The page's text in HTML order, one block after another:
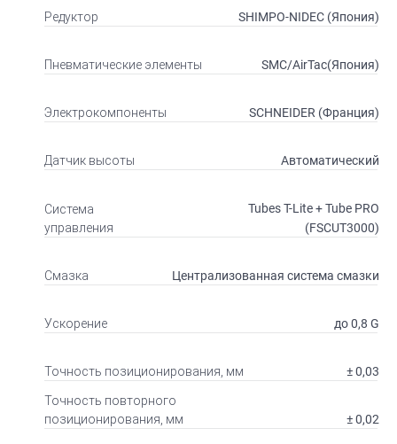
Редуктор SHIMPO-NIDEC (Япония)
Пневматические элементы SMC/AirTac(Япония)
Электрокомпоненты SCHNEIDER (Франция)
Датчик высоты Автоматический
Система
управления
Tubes T-Lite + Tube PRO
(FSCUT3000)
Смазка Централизованная система смазки
Ускорение до 0,8 G
Точность позиционирования, мм ± 0,03
Точность повторного
позиционирования, мм
± 0,02